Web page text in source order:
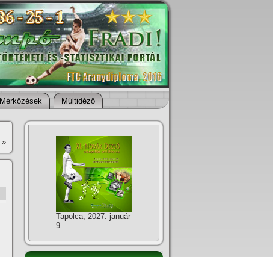
Mérkőzések Múltidéző
»
Tapolca, 2027. január
9.